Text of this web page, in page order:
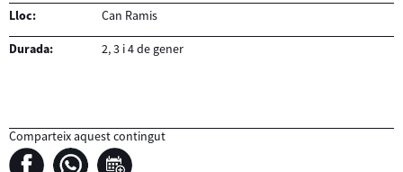
Lloc: Can Ramis
Durada: 2, 3 i 4 de gener
Comparteix aquest contingut